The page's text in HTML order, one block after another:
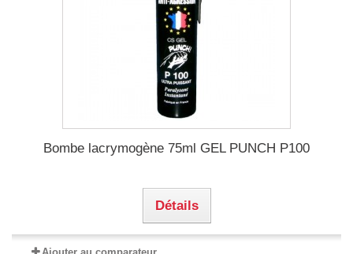
Bombe lacrymogène 75ml GEL PUNCH P100
Détails